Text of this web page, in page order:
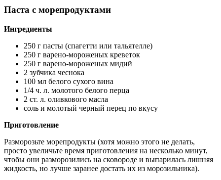
Паста с морепродуктами
Ингредиенты
250 г пасты (спагетти или тальятелле)
250 г варено-мороженых креветок
250 г варено-мороженых мидий
2 зубчика чеснока
100 мл белого сухого вина
1/4 ч. л. молотого белого перца
2 ст. л. оливкового масла
соль и молотый черный перец по вкусу
Приготовление
Разморозьте морепродукты (хотя можно этого не делать,
просто увеличьте время приготовления на несколько минут,
чтобы они разморозились на сковороде и выпарилась лишняя
жидкость, но лучше заранее достать их из морозильника).